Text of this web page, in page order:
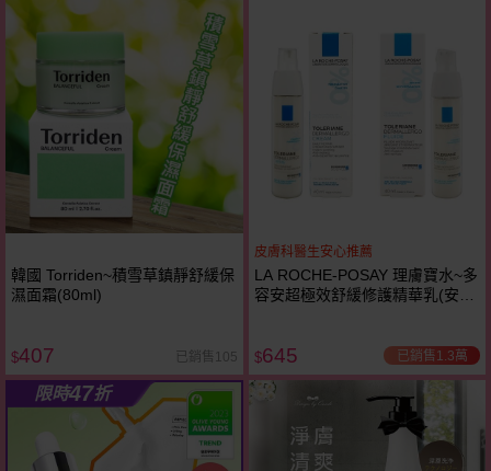
韓國 Torriden~積雪草鎮靜舒緩保
濕面霜(80ml)
$407 已銷售105
皮膚科醫生安心推薦
LA ROCHE-POSAY 理膚寶水~多
容安超極效舒緩修護精華乳(安心
$645 已銷售1.3萬
限時47折